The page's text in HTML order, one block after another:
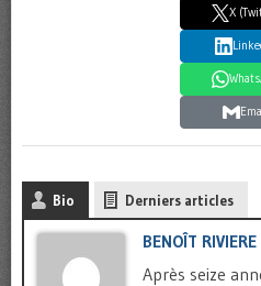
X
Bio Derniers articles
BENOÎT RIVIERE
Après seize